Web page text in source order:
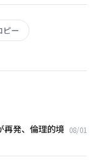
ピー
再発、倫理的境 08/01